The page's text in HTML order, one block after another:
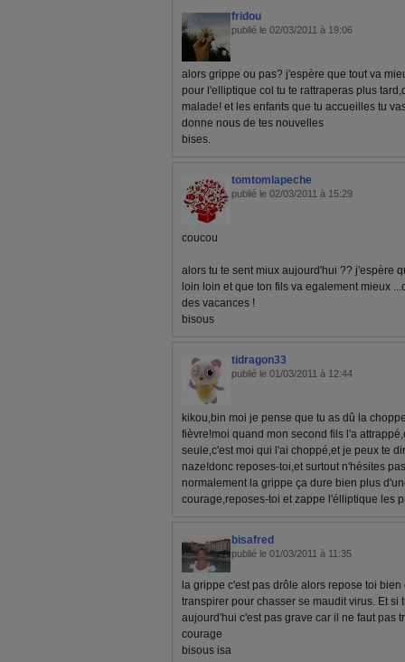
fridou
publié le 02/03/2011 à 19:06
alors grippe ou pas? j'espère que tout va
pour l'elliptique col tu te rattraperas plus
malade! et les enfants que tu accueilles tu
donne nous de tes nouvelles
bises.
tomtomlapeche
publié le 02/03/2011 à 15:29
coucou
alors tu te sent miux aujourd'hui ?? j'espère
loin loin et que ton fils va egalement mieux
des vacances !
bisous
tidragon33
publié le 01/03/2011 à 12:44
kikou,bin moi je pense que tu as dû la
fièvre!moi quand mon second fils l'a
seule,c'est moi qui l'ai choppé,et je peux te
naze!donc reposes-toi,et surtout n'hésites
normalement la grippe ça dure bien plus
courage,reposes-toi et zappe l'élliptique les
bisafred
publié le 01/03/2011 à 11:35
la grippe c'est pas drôle alors repose toi
transpirer pour chasser se maudit virus. Et si
aujourd'hui c'est pas grave car il ne faut pas
courage
bisous isa